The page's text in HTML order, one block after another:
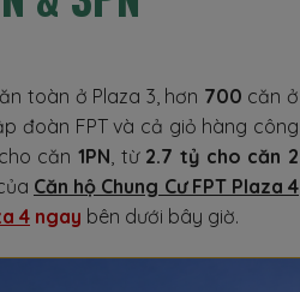
toàn ở Plaza 3, hơn 700 căn ở
đoàn FPT và cả giỏ hàng công
căn 1PN , từ 2.7 tỷ cho căn 2
Căn hộ Chung Cư FPT Plaza 4
4 ngay bên dưới bây giờ.